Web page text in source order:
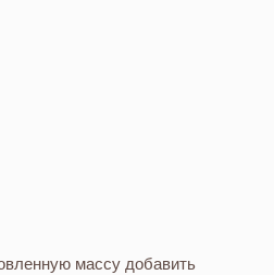
массу добавить